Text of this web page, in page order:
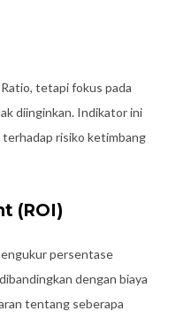
tetapi fokus pada
diinginkan. Indikator ini
risiko ketimbang
(ROI)
persentase
dengan biaya
tentang seberapa